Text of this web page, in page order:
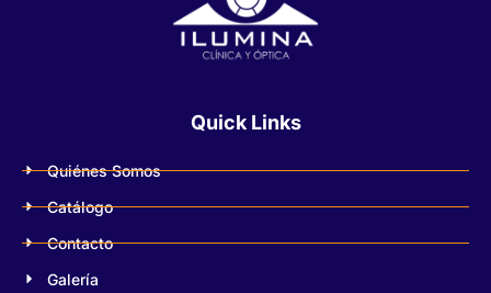
Quick Links
Quiénes Somos
Catálogo
Contacto
Galería